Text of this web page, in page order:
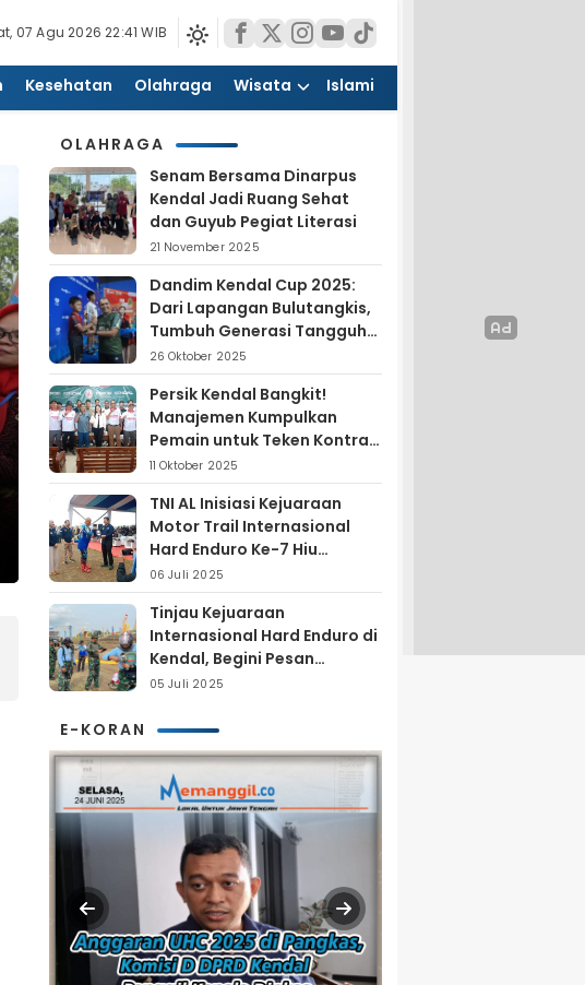
07 Agu 2026 22:41 WIB
Kesehatan Olahraga Wisata Islami
OLAHRAGA
Senam Bersama Dinarpus
Kendal Jadi Ruang Sehat
dan Guyub Pegiat Literasi
21 November 2025
Dandim Kendal Cup 2025:
Dari Lapangan Bulutangkis,
Tumbuh Generasi Tangguh
dan Nasionalis
26 Oktober 2025
Persik Kendal Bangkit!
Manajemen Kumpulkan
Pemain untuk Teken Kontrak
Jelang Liga 4
11 Oktober 2025
TNI AL Inisiasi Kejuaraan
Motor Trail Internasional
Hard Enduro Ke-7 Hiu
Selatan
06 Juli 2025
Tinjau Kejuaraan
Internasional Hard Enduro di
Kendal, Begini Pesan
Laksamana Pertama TNI AL
05 Juli 2025
E-KORAN